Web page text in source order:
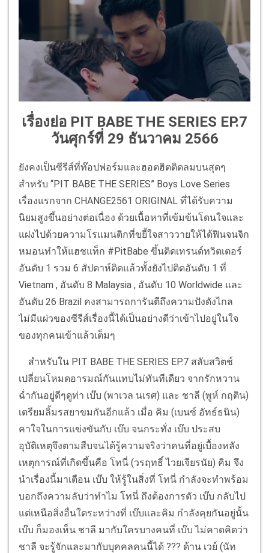
เรื่องย่อ PIT BABE THE SERIES EP.7
วันศุกร์ที่ 29 ธันวาคม 2566
ยังคงเป็นซีรีส์ที่ท๊อปฟอร์มและฮอตฮิตติดลมบนสุดๆ
สำหรับ “PIT BABE THE SERIES” Boys Love Series
เรื่องแรกจาก CHANGE2561 ORIGINAL ที่ได้รับความ
นิยมสูงขึ้นอย่างต่อเนื่อง ด้วยเนื้อหาที่เข้มข้นโดนใจและ
แฝงไปด้วยความโรแมนติกที่ขยี้ใจสาววายให้ได้ฟินจนจิก
หมอนทำให้แฮชแท็ก #PitBabe ขึ้นติดเทรนด์ทวิตเตอร์
อันดับ 1 รวม 6 สัปดาห์ติดแล้วทั้งยังไปติดอันดับ 1 ที่
Vietnam , อันดับ 8 Malaysia , อันดับ 10 Worldwide และ
อันดับ 26 Brazil คงสามารถการันตีถึงความปังดังไกล
ไม่มีแผ่วของซีรีส์เรื่องนี้ได้เป็นอย่างดีว่าเข้าไปอยู่ในใจ
ของทุกคนเข้าแล้วเต็มๆ
สำหรับใน PIT BABE THE SERIES EP.7 สลับสวิตช์
เปลี่ยนโหมดอารมณ์กันแทบไม่ทันทีเดียว จากรักหวาน
ฉ่ำกันอยู่ดีๆดูท่า เบ๊บ (พาเวล นเรศ) และ ชาลี (พูห์ กฤติน)
เตรียมลิ้มรสยาขมกันอีกแล้ว เมื่อ คิม (เบนซ์ อัทธ์ธนิน)
คาใจในการแข่งขันกับ เบ๊บ จนกระทั่ง เบ๊บ ประสบ
อุบัติเหตุจึงตามสืบจนได้รู้ความจริงว่าคนที่อยู่เบื้องหลัง
เหตุการณ์ที่เกิดขึ้นคือ โทนี่ (วรฤทธิ์ ไวยเจียรนัย) คิม จึง
นำเรื่องนี้มาเตือน เบ๊บ ให้รู้ในสิ่งที่ โทนี่ กำลังจะทำพร้อม
บอกถึงความลับว่าทำไม โทนี่ ถึงต้องการตัว เบ๊บ กลับไป
แต่เหนือสิ่งอื่นใดระหว่างที่ เบ๊บและคิม กำลังคุยกันอยู่นั้น
เบ๊บ ก็มองเห็น ชาลี มากับใครบางคนที่ เบ๊บ ไม่คาดคิดว่า
ชาลี จะรู้จักและมากับบุคคลคนนี้ได้ ??? ด้าน เวย์ (นัท